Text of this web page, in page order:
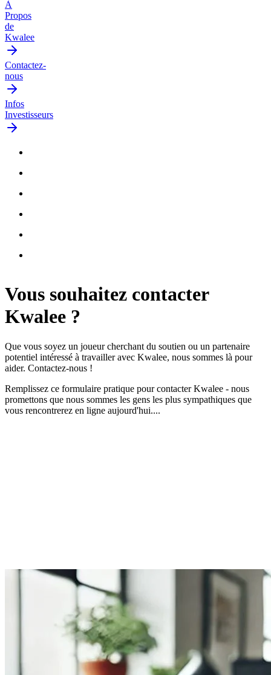
À
Propos
de
Kwalee
Contactez-
nous
Infos
Investisseurs
Vous souhaitez contacter
Kwalee ?
Que vous soyez un joueur cherchant du soutien ou un partenaire
potentiel intéressé à travailler avec Kwalee, nous sommes là pour
aider. Contactez-nous !
Remplissez ce formulaire pratique pour contacter Kwalee - nous
promettons que nous sommes les gens les plus sympathiques que
vous rencontrerez en ligne aujourd'hui....